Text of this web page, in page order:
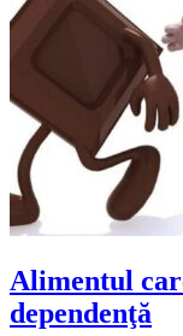
Alimentul
dependenţă